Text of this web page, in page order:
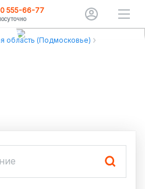
555-66-77
область (Подмосковье)